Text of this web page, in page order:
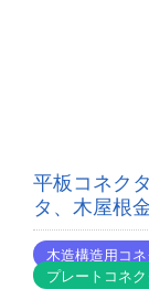
平板コネク
タ、木屋根
木造構造用コ
プレートコネク